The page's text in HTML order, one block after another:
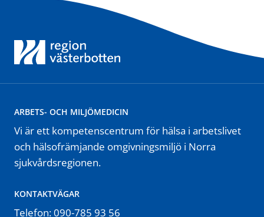
ARBETS- OCH MILJÖMEDICIN
Vi är ett kompetenscentrum för hälsa i arbetslivet
och hälsofrämjande omgivningsmiljö i Norra
sjukvårdsregionen.
KONTAKTVÄGAR
Telefon: 090-785 93 56